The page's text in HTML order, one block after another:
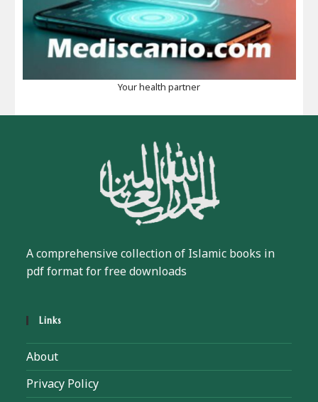
Your health partner
A comprehensive collection of Islamic books in
pdf format for free downloads
Links
About
Privacy Policy